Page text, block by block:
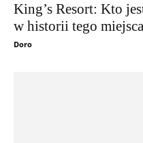
King’s Resort: Kto
w historii tego
Doro